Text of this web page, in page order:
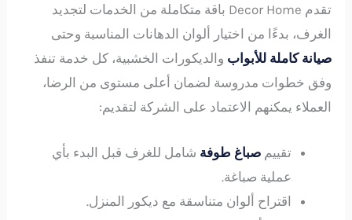
تقدم Decor Home باقة متكاملة من الخدمات لتجديد
الغرف، بدءًا من اختيار ألوان الدهانات المناسبة وحتى
صيانة كاملة للأبواب والديكورات الخشبية، كل خدمة تنفذ
وفق خطوات مدروسة لضمان أعلى مستوى من الرضا،
العملاء يمكنهم الاعتماد على الشركة لتقديم:
تقييمصباغ طوفة شامل للغرف قبل البدء بأي
عملية صباغة.
اقتراح ألوان متناسقة مع ديكور المنزل.